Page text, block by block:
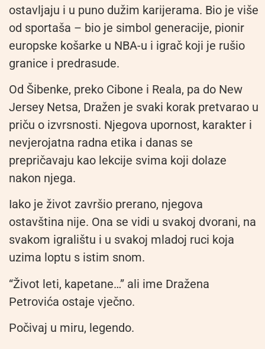
ostavljaju i u puno dužim karijerama. Bio je više
od sportaša – bio je simbol generacije, pionir
europske košarke u NBA-u i igrač koji je rušio
granice i predrasude.
Od Šibenke, preko Cibone i Reala, pa do New
Jersey Netsa, Dražen je svaki korak pretvarao u
priču o izvrsnosti. Njegova upornost, karakter i
nevjerojatna radna etika i danas se
prepričavaju kao lekcije svima koji dolaze
nakon njega.
Iako je život završio prerano, njegova
ostavština nije. Ona se vidi u svakoj dvorani, na
svakom igralištu i u svakoj mladoj ruci koja
uzima loptu s istim snom.
“Život leti, kapetane…” ali ime Dražena
Petrovića ostaje vječno.
Počivaj u miru, legendo.